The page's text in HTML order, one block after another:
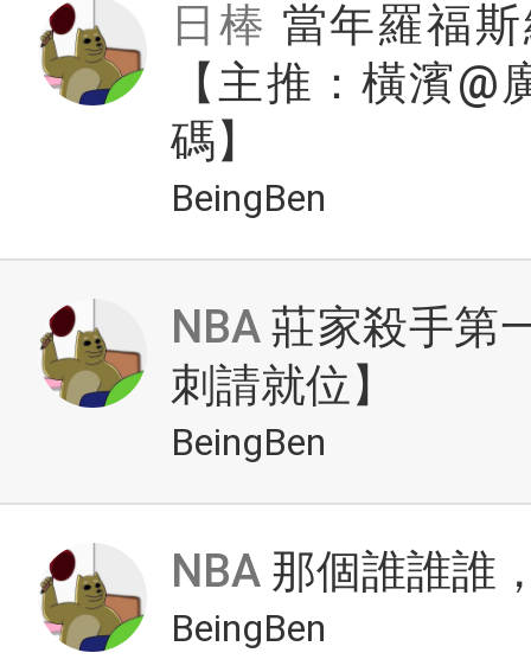
日棒 當年羅福
【主推：橫濱
碼】
BeingBen
NBA 莊家殺手第
刺請就位】
BeingBen
NBA 那個誰誰誰
BeingBen